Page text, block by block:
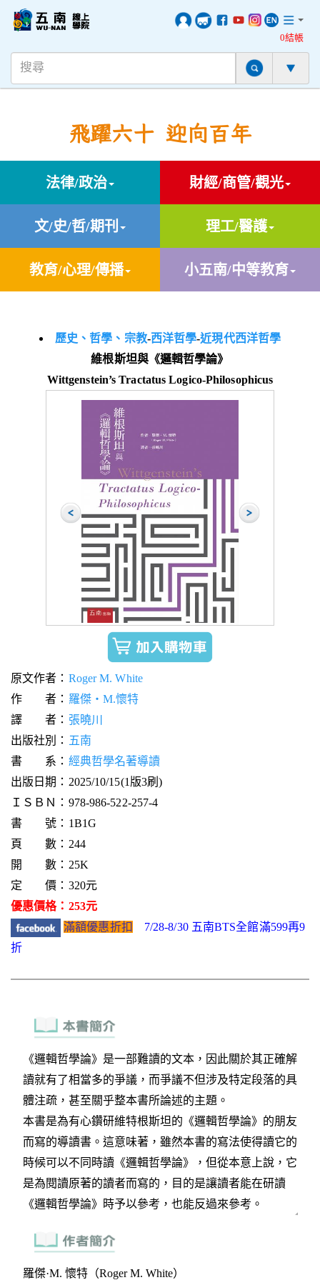
0結帳
飛躍六十 迎向百年
法律/政治 財經/商管/觀光
文/史/哲/期刊 理工/醫護
教育/心理/傳播 小五南/中等教育
歷史、哲學、宗教-西洋哲學-近現代西洋哲學
維根斯坦與《邏輯哲學論》
Wittgenstein’s Tractatus Logico-Philosophicus
原文作者： Roger M. White
作 者： 羅傑‧M.懷特
譯 者： 張曉川
出版社別： 五南
書 系： 經典哲學名著導讀
出版日期：2025/10/15(1版3刷)
ＩＳＢＮ：978-986-522-257-4
書 號：1B1G
頁 數：244
開 數：25K
定 價：320元
優惠價格：253元
滿額優惠折扣
7/28-8/30 五南BTS全館滿599再9
折